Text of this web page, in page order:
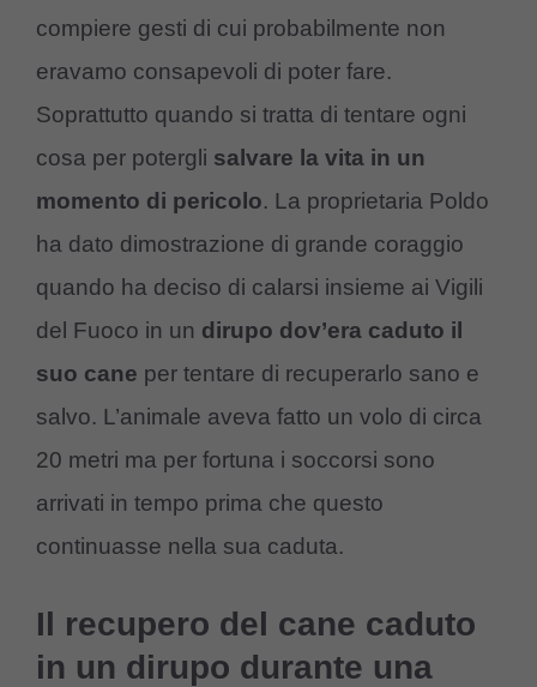
compiere gesti di cui probabilmente non
eravamo consapevoli di poter fare.
Soprattutto quando si tratta di tentare ogni
cosa per potergli salvare la vita in un
momento di pericolo. La proprietaria Poldo
ha dato dimostrazione di grande coraggio
quando ha deciso di calarsi insieme ai Vigili
del Fuoco in un dirupo dov’era caduto il
suo cane per tentare di recuperarlo sano e
salvo. L’animale aveva fatto un volo di circa
20 metri ma per fortuna i soccorsi sono
arrivati in tempo prima che questo
continuasse nella sua caduta.
Il recupero del cane caduto
in un dirupo durante una